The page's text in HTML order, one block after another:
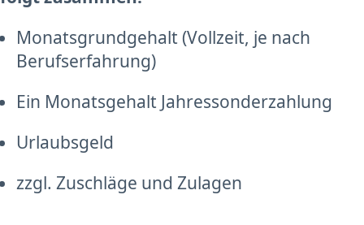
Monatsgrundgehalt (Vollzeit, je nach
Berufserfahrung)
Ein Monatsgehalt Jahressonderzahlung
Urlaubsgeld
zzgl. Zuschläge und Zulagen